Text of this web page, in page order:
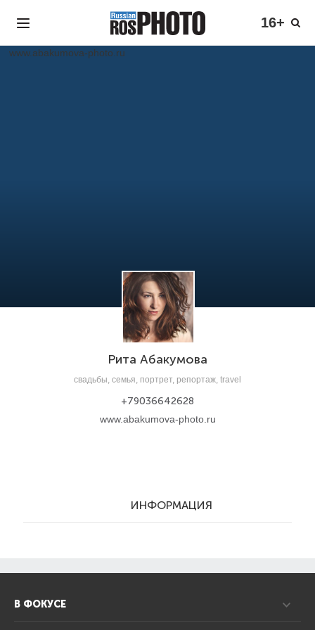
16+
www.abakumova-photo.ru
Рита Абакумова
свадьбы, семья, портрет, репортаж, travel
+79036642628
www.abakumova-photo.ru
ИНФОРМАЦИЯ
В ФОКУСЕ